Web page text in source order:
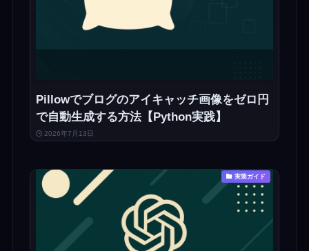
Pillowでブログのアイキャッチ画像をゼロ円
で自動生成する方法【Python実践】
2026年7月13日
実装ガイド